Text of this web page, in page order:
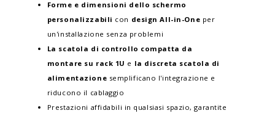
Forme e dimensioni dello schermo
personalizzabili con design All-in-One per
un'installazione senza problemi
La scatola di controllo compatta da
montare su rack 1U e la discreta scatola di
alimentazione semplificano l'integrazione e
riducono il cablaggio
Prestazioni affidabili in qualsiasi spazio, garantite